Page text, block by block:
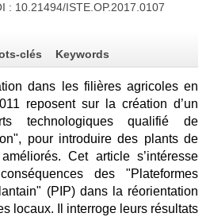
: 10.21494/ISTE.OP.2017.0107
clés Keywords
dans les filières agricoles en
reposent sur la création d’un
technologiques qualifié de
pour introduire des plants de
Cet article s’intéresse
des "Plateformes
(PIP) dans la réorientation
locaux. Il interroge leurs résultats